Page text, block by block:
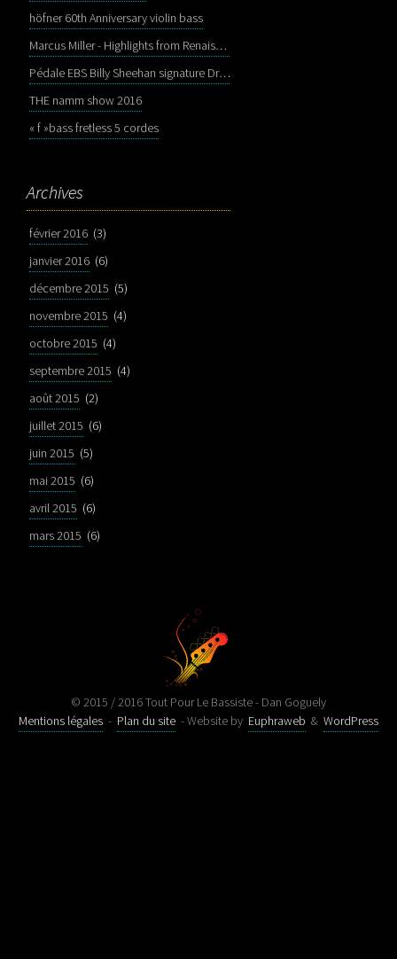
höfner 60th Anniversary violin bass
Marcus Miller - Highlights from Renaissance
Pédale EBS Billy Sheehan signature Drive Deluxe
THE namm show 2016
« f »bass fretless 5 cordes
Archives
février 2016 (3)
janvier 2016 (6)
décembre 2015 (5)
novembre 2015 (4)
octobre 2015 (4)
septembre 2015 (4)
août 2015 (2)
juillet 2015 (6)
juin 2015 (5)
mai 2015 (6)
avril 2015 (6)
mars 2015 (6)
© 2015 / 2016 Tout Pour Le Bassiste - Dan Goguely
Mentions légales - Plan du site - Website by Euphraweb & WordPress